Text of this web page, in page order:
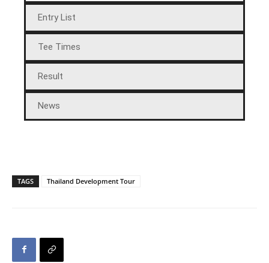
Entry List
Tee Times
Result
News
TAGS Thailand Development Tour